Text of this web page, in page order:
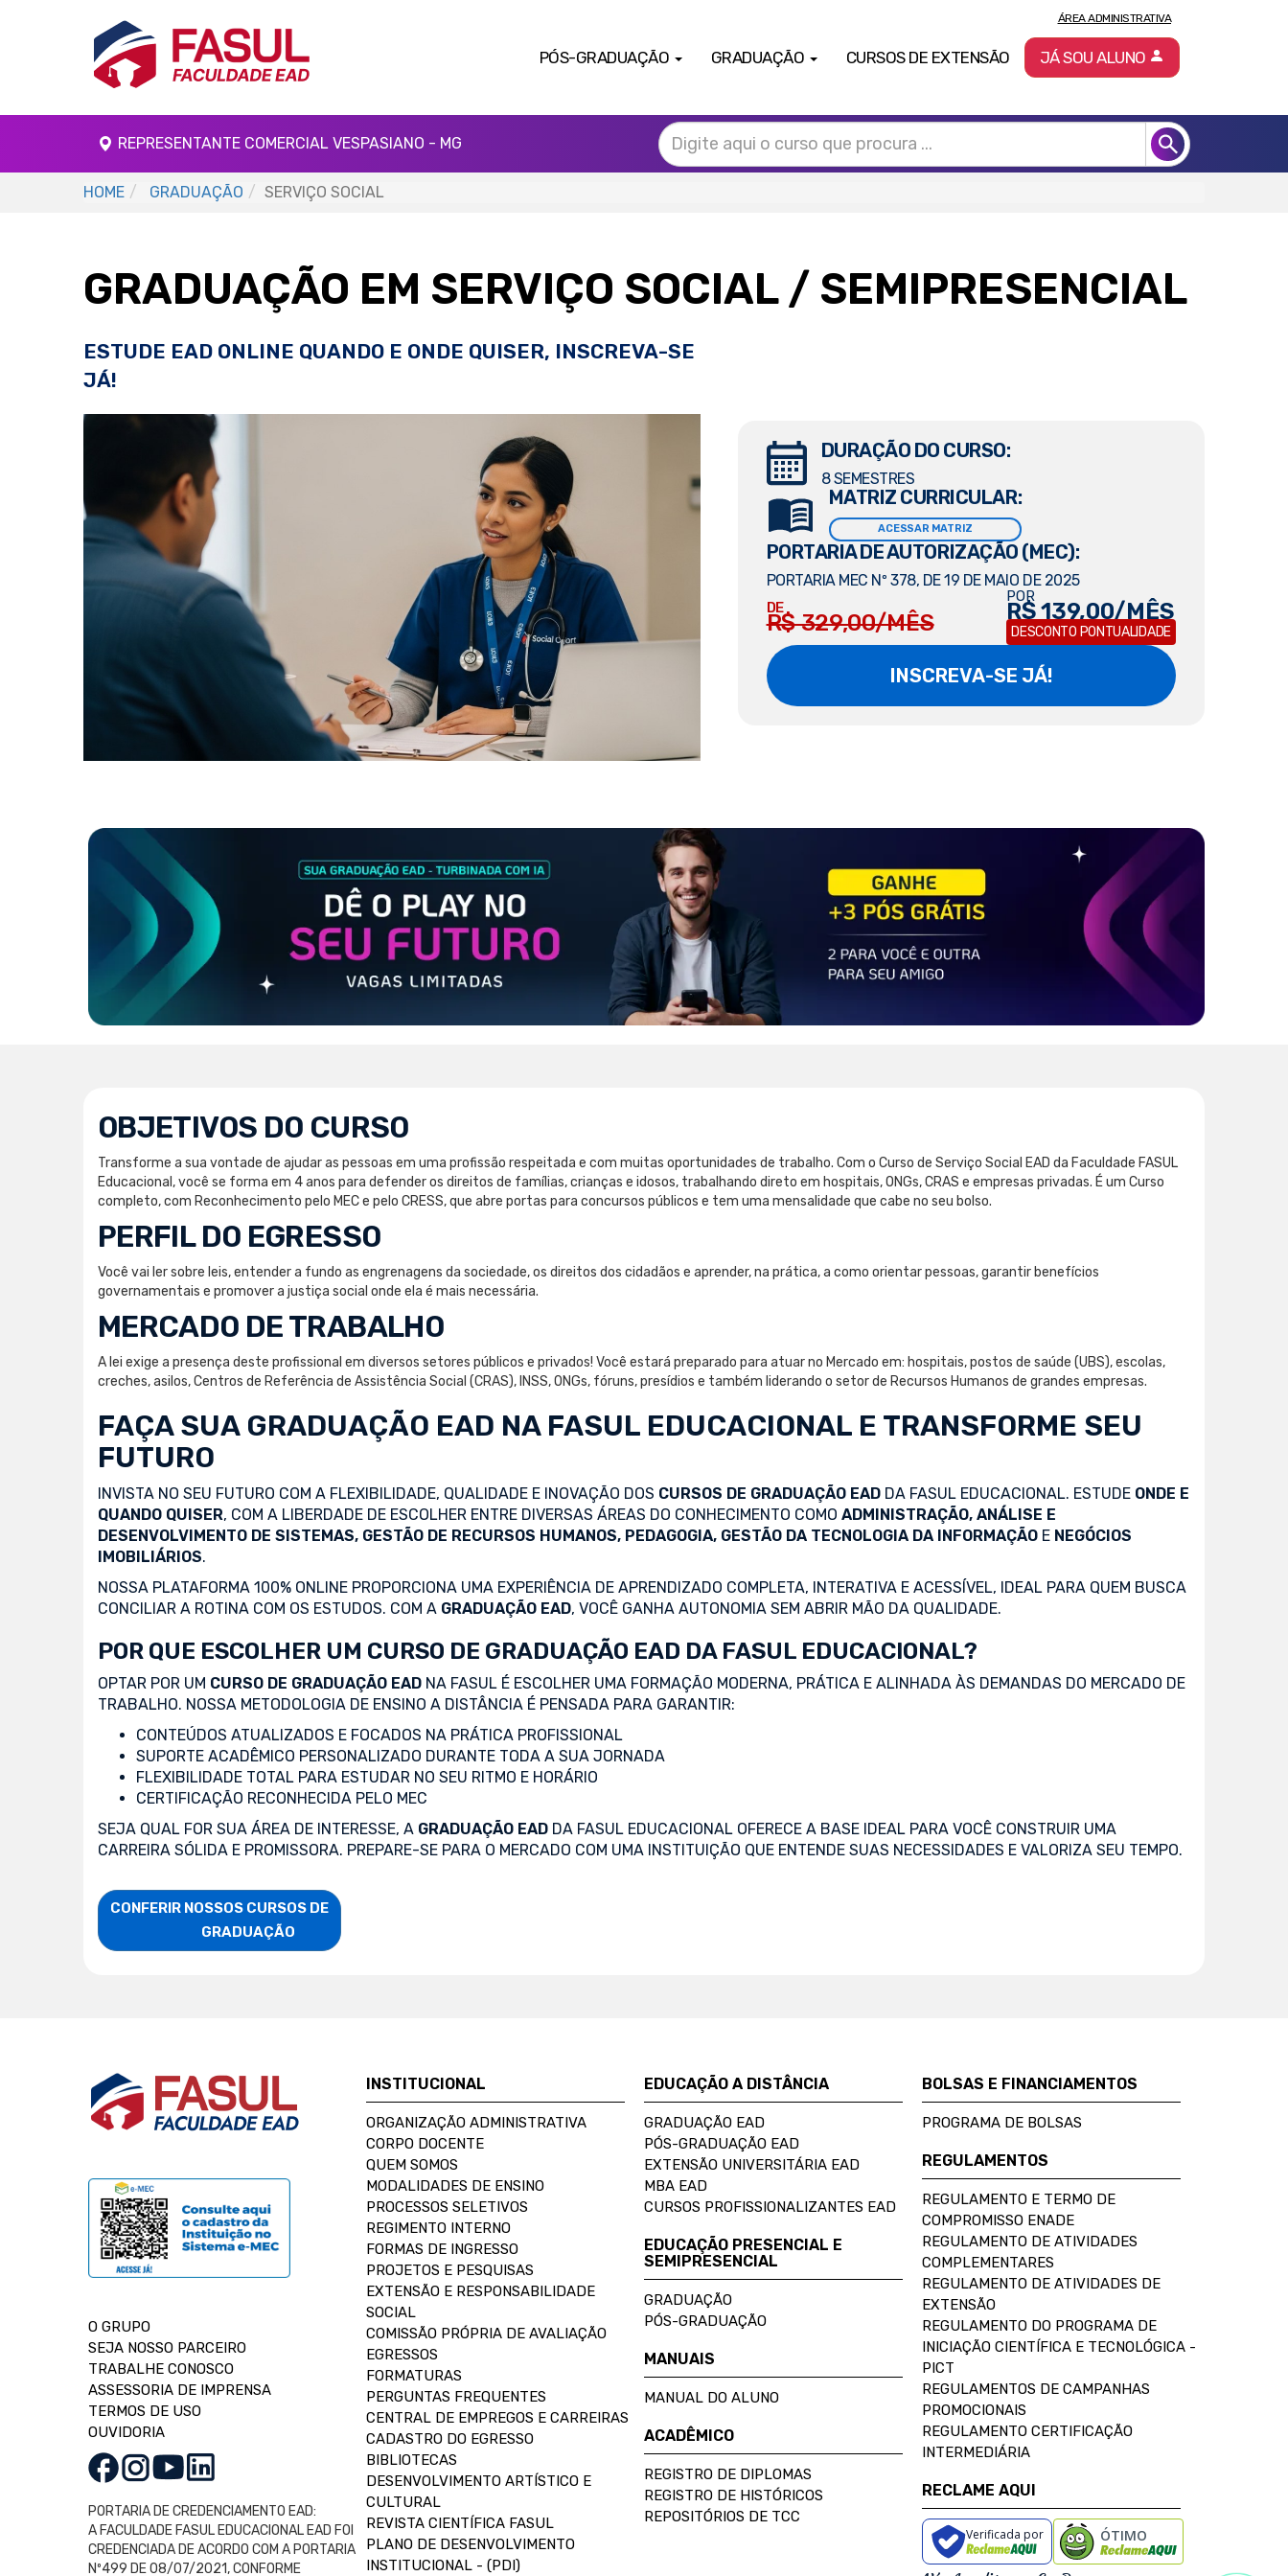
PÓS-GRADUAÇÃO GRADUAÇÃO CURSOS DE EXTENSÃO
ÁREA ADMINISTRATIVA
JÁ SOU ALUNO
REPRESENTANTE COMERCIAL VESPASIANO - MG
HOME GRADUAÇÃO SERVIÇO SOCIAL
GRADUAÇÃO EM SERVIÇO SOCIAL / SEMIPRESENCIAL
ESTUDE EAD ONLINE QUANDO E ONDE QUISER, INSCREVA-SE
JÁ!
DURAÇÃO DO CURSO:
8 SEMESTRES
MATRIZ CURRICULAR:
ACESSAR MATRIZ
PORTARIA DE AUTORIZAÇÃO (MEC):
PORTARIA MEC Nº 378, DE 19 DE MAIO DE 2025
DE
R$ 329,00/MÊS
POR
R$ 139,00/MÊS
DESCONTO PONTUALIDADE
INSCREVA-SE JÁ!
OBJETIVOS DO CURSO
Transforme a sua vontade de ajudar as pessoas em uma profissão respeitada e com muitas oportunidades de trabalho. Com o Curso de Serviço Social EAD da Faculdade FASUL
Educacional, você se forma em 4 anos para defender os direitos de famílias, crianças e idosos, trabalhando direto em hospitais, ONGs, CRAS e empresas privadas. É um Curso
completo, com Reconhecimento pelo MEC e pelo CRESS, que abre portas para concursos públicos e tem uma mensalidade que cabe no seu bolso.
PERFIL DO EGRESSO
Você vai ler sobre leis, entender a fundo as engrenagens da sociedade, os direitos dos cidadãos e aprender, na prática, a como orientar pessoas, garantir benefícios
governamentais e promover a justiça social onde ela é mais necessária.
MERCADO DE TRABALHO
A lei exige a presença deste profissional em diversos setores públicos e privados! Você estará preparado para atuar no Mercado em: hospitais, postos de saúde (UBS), escolas,
creches, asilos, Centros de Referência de Assistência Social (CRAS), INSS, ONGs, fóruns, presídios e também liderando o setor de Recursos Humanos de grandes empresas.
FAÇA SUA GRADUAÇÃO EAD NA FASUL EDUCACIONAL E TRANSFORME SEU
FUTURO
INVISTA NO SEU FUTURO COM A FLEXIBILIDADE, QUALIDADE E INOVAÇÃO DOS CURSOS DE GRADUAÇÃO EAD DA FASUL EDUCACIONAL. ESTUDE ONDE E
QUANDO QUISER, COM A LIBERDADE DE ESCOLHER ENTRE DIVERSAS ÁREAS DO CONHECIMENTO COMO ADMINISTRAÇÃO, ANÁLISE E
DESENVOLVIMENTO DE SISTEMAS, GESTÃO DE RECURSOS HUMANOS, PEDAGOGIA, GESTÃO DA TECNOLOGIA DA INFORMAÇÃO E NEGÓCIOS
IMOBILIÁRIOS.
NOSSA PLATAFORMA 100% ONLINE PROPORCIONA UMA EXPERIÊNCIA DE APRENDIZADO COMPLETA, INTERATIVA E ACESSÍVEL, IDEAL PARA QUEM BUSCA
CONCILIAR A ROTINA COM OS ESTUDOS. COM A GRADUAÇÃO EAD, VOCÊ GANHA AUTONOMIA SEM ABRIR MÃO DA QUALIDADE.
POR QUE ESCOLHER UM CURSO DE GRADUAÇÃO EAD DA FASUL EDUCACIONAL?
OPTAR POR UM CURSO DE GRADUAÇÃO EAD NA FASUL É ESCOLHER UMA FORMAÇÃO MODERNA, PRÁTICA E ALINHADA ÀS DEMANDAS DO MERCADO DE
TRABALHO. NOSSA METODOLOGIA DE ENSINO A DISTÂNCIA É PENSADA PARA GARANTIR:
CONTEÚDOS ATUALIZADOS E FOCADOS NA PRÁTICA PROFISSIONAL
SUPORTE ACADÊMICO PERSONALIZADO DURANTE TODA A SUA JORNADA
FLEXIBILIDADE TOTAL PARA ESTUDAR NO SEU RITMO E HORÁRIO
CERTIFICAÇÃO RECONHECIDA PELO MEC
SEJA QUAL FOR SUA ÁREA DE INTERESSE, A GRADUAÇÃO EAD DA FASUL EDUCACIONAL OFERECE A BASE IDEAL PARA VOCÊ CONSTRUIR UMA
CARREIRA SÓLIDA E PROMISSORA. PREPARE-SE PARA O MERCADO COM UMA INSTITUIÇÃO QUE ENTENDE SUAS NECESSIDADES E VALORIZA SEU TEMPO.
CONFERIR NOSSOS CURSOS DE
                    GRADUAÇÃO
O GRUPO
SEJA NOSSO PARCEIRO
TRABALHE CONOSCO
ASSESSORIA DE IMPRENSA
TERMOS DE USO
OUVIDORIA
PORTARIA DE CREDENCIAMENTO EAD:
A FACULDADE FASUL EDUCACIONAL EAD FOI
CREDENCIADA DE ACORDO COM A PORTARIA
Nº499 DE 08/07/2021, CONFORME
INSTITUCIONAL
ORGANIZAÇÃO ADMINISTRATIVA
CORPO DOCENTE
QUEM SOMOS
MODALIDADES DE ENSINO
PROCESSOS SELETIVOS
REGIMENTO INTERNO
FORMAS DE INGRESSO
PROJETOS E PESQUISAS
EXTENSÃO E RESPONSABILIDADE
SOCIAL
COMISSÃO PRÓPRIA DE AVALIAÇÃO
EGRESSOS
FORMATURAS
PERGUNTAS FREQUENTES
CENTRAL DE EMPREGOS E CARREIRAS
CADASTRO DO EGRESSO
BIBLIOTECAS
DESENVOLVIMENTO ARTÍSTICO E
CULTURAL
REVISTA CIENTÍFICA FASUL
PLANO DE DESENVOLVIMENTO
INSTITUCIONAL - (PDI)
EDUCAÇÃO A DISTÂNCIA
GRADUAÇÃO EAD
PÓS-GRADUAÇÃO EAD
EXTENSÃO UNIVERSITÁRIA EAD
MBA EAD
CURSOS PROFISSIONALIZANTES EAD
EDUCAÇÃO PRESENCIAL E
SEMIPRESENCIAL
GRADUAÇÃO
PÓS-GRADUAÇÃO
MANUAIS
MANUAL DO ALUNO
ACADÊMICO
REGISTRO DE DIPLOMAS
REGISTRO DE HISTÓRICOS
REPOSITÓRIOS DE TCC
BOLSAS E FINANCIAMENTOS
PROGRAMA DE BOLSAS
REGULAMENTOS
REGULAMENTO E TERMO DE
COMPROMISSO ENADE
REGULAMENTO DE ATIVIDADES
COMPLEMENTARES
REGULAMENTO DE ATIVIDADES DE
EXTENSÃO
REGULAMENTO DO PROGRAMA DE
INICIAÇÃO CIENTÍFICA E TECNOLÓGICA -
PICT
REGULAMENTOS DE CAMPANHAS
PROMOCIONAIS
REGULAMENTO CERTIFICAÇÃO
INTERMEDIÁRIA
RECLAME AQUI
Verificada por ÓTIMO